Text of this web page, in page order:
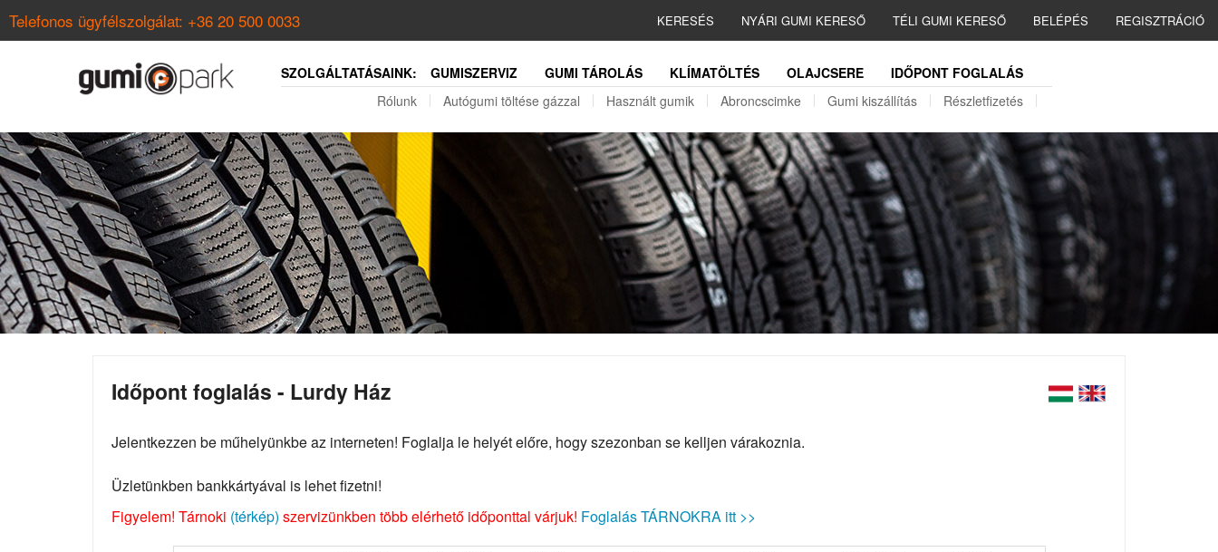
Telefonos ügyfélszolgálat: +36 20 500 0033 KERESÉS NYÁRI GUMI KERESŐ TÉLI GUMI KERESŐ BELÉPÉS REGISZTRÁCIÓ
SZOLGÁLTATÁSAINK: GUMISZERVIZ GUMI TÁROLÁS KLÍMATÖLTÉS OLAJCSERE
IDŐPONT FOGLALÁS
Rólunk
Autógumi töltése gázzal Használt gumik Abroncscimke Gumi kiszállítás Részletfizetés
Időpont foglalás - Lurdy Ház
Jelentkezzen be műhelyünkbe az interneten! Foglalja le helyét előre, hogy szezonban se kelljen várakoznia.
Üzletünkben bankkártyával is lehet fizetni!
Figyelem! Tárnoki (térkép) szervizünkben több elérhető időponttal várjuk! Foglalás TÁRNOKRA itt >>